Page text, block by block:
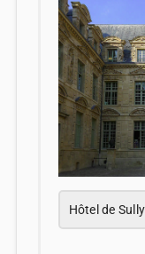
Hôtel de Sully